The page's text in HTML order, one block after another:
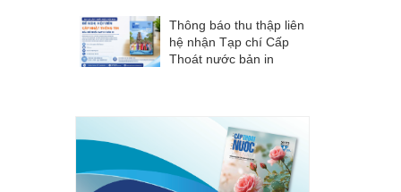
Thông báo thu thập liên
hệ nhận Tạp chí Cấp
Thoát nước bản in